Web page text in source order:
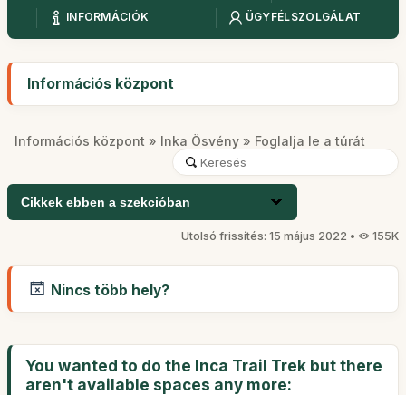
INFORMÁCIÓK
ÜGYFÉLSZOLGÁLAT
Információs központ
Információs központ » Inka Ösvény » Foglalja le a túrát
Cikkek ebben a szekcióban
Utolsó frissítés: 15 május 2022 • 155K
Nincs több hely?
You wanted to do the Inca Trail Trek but there
aren't available spaces any more: